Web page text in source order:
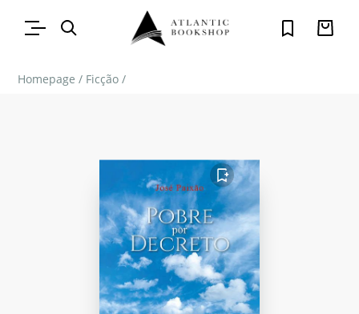
Homepage / Ficção /
FAVORITO